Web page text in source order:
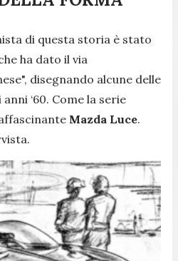
di questa storia è stato
ha dato il via
disegnando alcune delle
‘60. Come la serie
Mazda Luce.